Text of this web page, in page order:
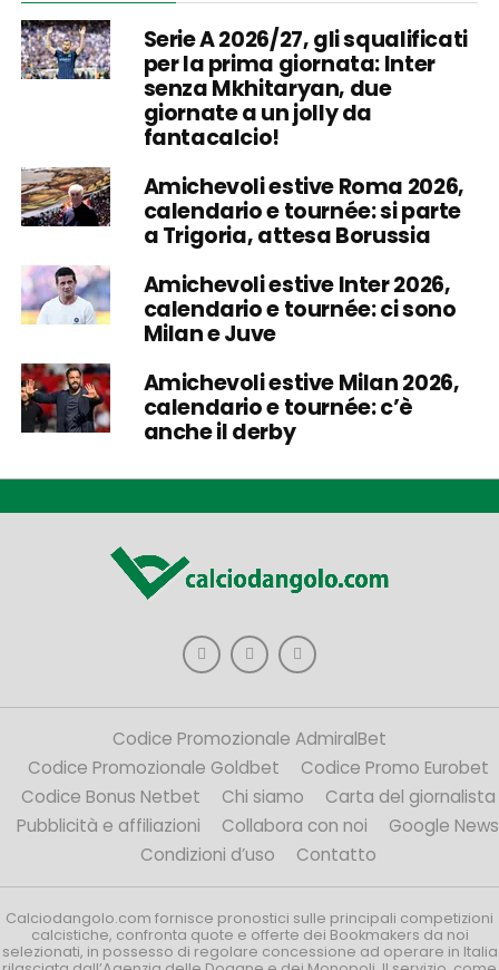
Serie A 2026/27, gli squalificati
per la prima giornata: Inter
senza Mkhitaryan, due
giornate a un jolly da
fantacalcio!
Amichevoli estive Roma 2026,
calendario e tournée: si parte
a Trigoria, attesa Borussia
Amichevoli estive Inter 2026,
calendario e tournée: ci sono
Milan e Juve
Amichevoli estive Milan 2026,
calendario e tournée: c’è
anche il derby
Codice Promozionale AdmiralBet
Codice Promozionale Goldbet
Codice Promo Eurobet
Codice Bonus Netbet
Chi siamo
Carta del giornalista
Pubblicità e affiliazioni
Collabora con noi
Google News
Condizioni d’uso
Contatto
Calciodangolo.com fornisce pronostici sulle principali competizioni
calcistiche, confronta quote e offerte dei Bookmakers da noi
selezionati, in possesso di regolare concessione ad operare in Italia